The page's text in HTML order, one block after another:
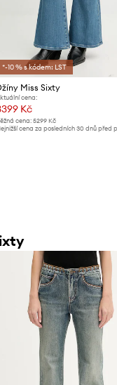
*-10 % s kódem: LST
Miss Sixty
cena:
Kč
cena:5299 Kč
cena za posledních 30 dnů před